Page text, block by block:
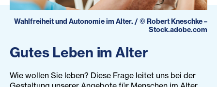
Wahlfreiheit und Autonomie im Alter. /©Robert Kneschke –
Stock.adobe.com
Gutes Leben im Alter
Wie wollen Sie leben? Diese Frage leitet uns bei der